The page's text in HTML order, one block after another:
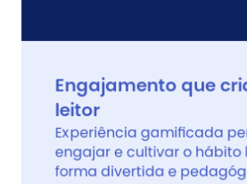
Engajamento que
leitor
Experiência gamificada
engajar e cultivar o hábito
forma divertida e